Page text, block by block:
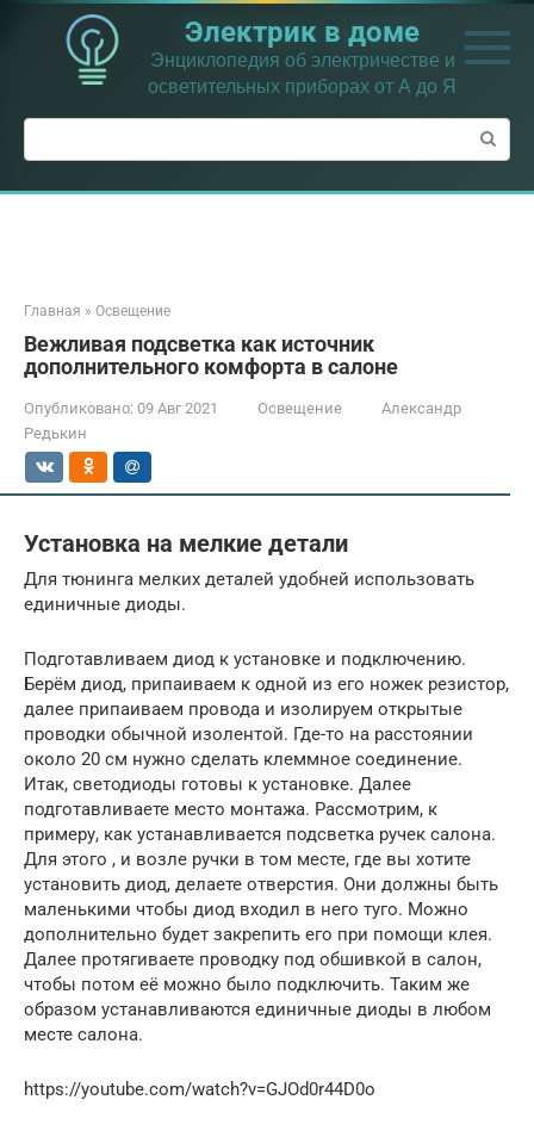
Перейти
контенту
Электрик в доме
Энциклопедия об электричестве и
осветительных приборах от А до Я
Поиск:
Главная » Освещение
Вежливая подсветка как источник
дополнительного комфорта в салоне
Опубликовано: 09 Авг 2021 Освещение
Александр
Редькин
Установка на мелкие детали
Для тюнинга мелких деталей удобней использовать
единичные диоды.
Подготавливаем диод к установке и подключению.
Берём диод, припаиваем к одной из его ножек резистор,
далее припаиваем провода и изолируем открытые
проводки обычной изолентой. Где-то на расстоянии
около 20 см нужно сделать клеммное соединение.
Итак, светодиоды готовы к установке. Далее
подготавливаете место монтажа. Рассмотрим, к
примеру, как устанавливается подсветка ручек салона.
Для этого , и возле ручки в том месте, где вы хотите
установить диод, делаете отверстия. Они должны быть
маленькими чтобы диод входил в него туго. Можно
дополнительно будет закрепить его при помощи клея.
Далее протягиваете проводку под обшивкой в салон,
чтобы потом её можно было подключить. Таким же
образом устанавливаются единичные диоды в любом
месте салона.
https://youtube.com/watch?v=GJOd0r44D0o